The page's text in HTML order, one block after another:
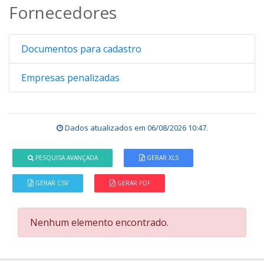
Fornecedores
Documentos para cadastro
Empresas penalizadas
Dados atualizados em 06/08/2026 10:47.
PESQUISA AVANÇADA GERAR XLS
GERAR CSV GERAR PDF
Nenhum elemento encontrado.